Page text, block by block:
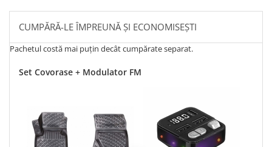
CUMPĂRĂ-LE ÎMPREUNĂ ȘI ECONOMISEȘTI
Pachetul costă mai puțin decât cumpărate separat.
Set Covorase + Modulator FM